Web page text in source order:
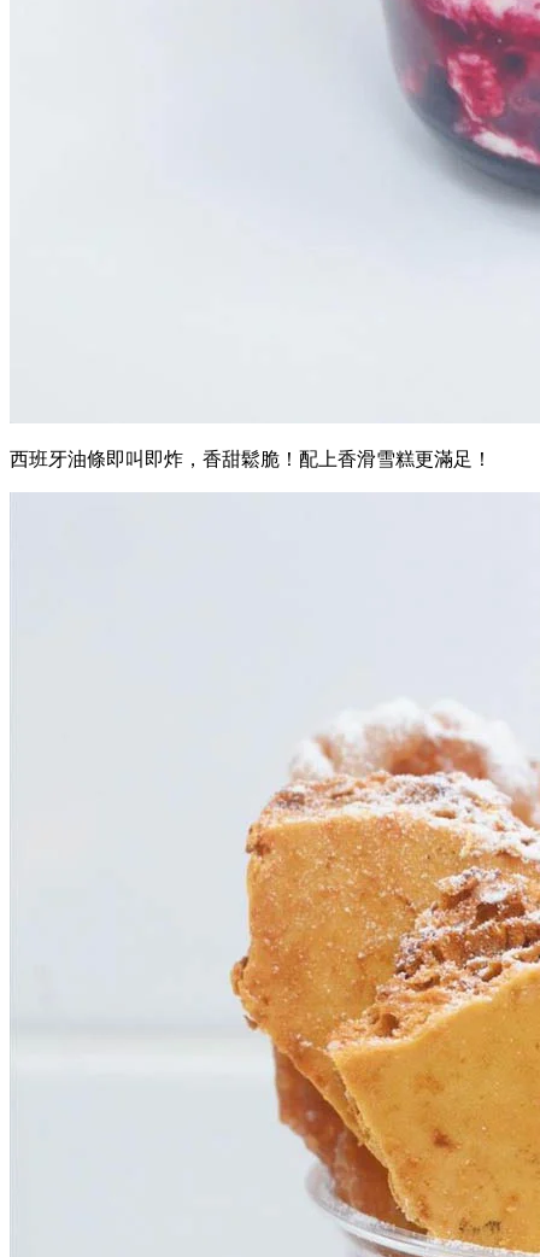
西班牙油條即叫即炸，香甜鬆脆！配上香滑雪糕更滿足！